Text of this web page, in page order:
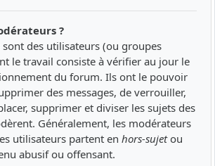
?
des utilisateurs (ou groupes
le travail consiste à vérifier au jour le
du forum. Ils ont le pouvoir
des messages, de verrouiller,
supprimer et diviser les sujets des
Généralement, les modérateurs
utilisateurs partent en hors-sujetou
abusif ou offensant.